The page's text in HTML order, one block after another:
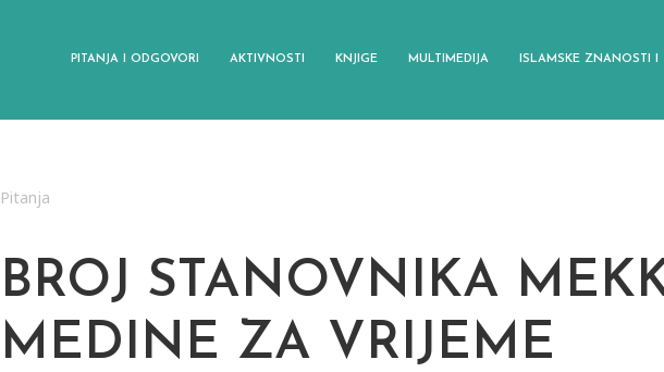
PITANJA I ODGOVORI AKTIVNOSTI KNJIGE MULTIMEDIJA ISLAMSKE ZNANOSTI I
Pitanja
BROJ STANOVNIKA
MEDINE ZA VRIJEME